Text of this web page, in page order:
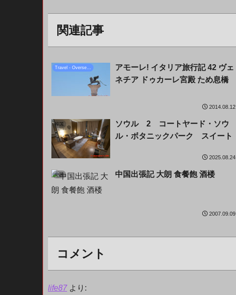
関連記事
Travel - Overseas
アモーレ! イタリア旅行記 42 ヴェ
ネチア ドゥカーレ宮殿 ため息橋
2014.08.12
韓国
ソウル 2 コートヤード・ソウ
ル・ボタニックパーク スイート
2025.08.24
中国 中国出張記 大朗 食餐飽 酒楼
2007.09.09
コメント
life87 より: